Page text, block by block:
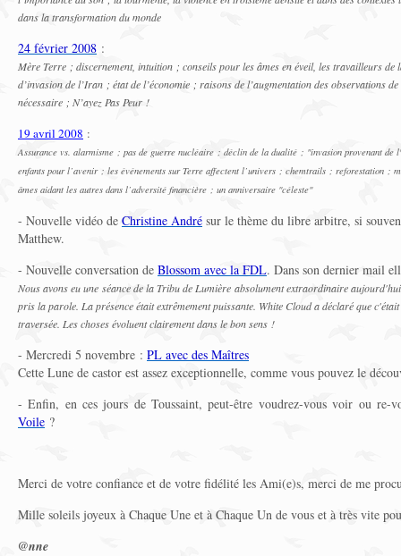
dans la transformation du monde
24 février 2008 :
Mère Terre ; discernement, intuition ; conseils pour les âmes en éveil, les travailleurs de
d’invasion de l’Iran ; état de l’économie ; raisons de l’augmentation des observations
nécessaire ; N’ayez Pas Peur !
19 avril 2008 :
Assurance vs. alarmisme ; pas de guerre nucléaire ; déclin de la dualité ; "invasion provenant de
enfants pour l’avenir ; les événements sur Terre affectent l’univers ; chemtrails ; reforestation ;
âmes aidant les autres dans l’adversité financière ; un anniversaire "céleste"
- Nouvelle vidéo de Christine André sur le thème du libre arbitre, si
Matthew.
- Nouvelle conversation de Blossom avec la FDL. Dans son dernier mail
Nous avons eu une séance de la Tribu de Lumière absolument extraordinaire
pris la parole. La présence était extrêmement puissante. White Cloud a déclaré que
traversée. Les choses évoluent clairement dans le bon sens !
- Mercredi 5 novembre : PL avec des Maîtres
Cette Lune de castor est assez exceptionnelle, comme vous pouvez le
- Enfin, en ces jours de Toussaint, peut-être voudrez-vous voir ou
Voile ?
Merci de votre confiance et de votre fidélité les Ami(e)s, merci de me
Mille soleils joyeux à Chaque Une et à Chaque Un de vous et à très vite
@nne